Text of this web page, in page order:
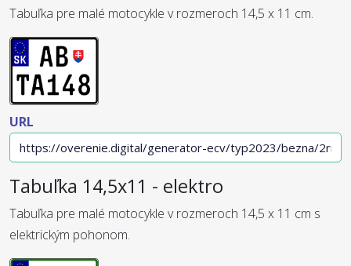
Tabuľka pre malé motocykle v rozmeroch 14,5 x 11 cm.
URL
Tabuľka 14,5x11 - elektro
Tabuľka pre malé motocykle v rozmeroch 14,5 x 11 cm s
elektrickým pohonom.